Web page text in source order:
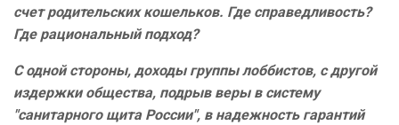
счет родительских кошельков. Где справедливость?
Где рациональный подход?
С одной стороны, доходы группы лоббистов, с другой
издержки общества, подрыв веры в систему
"санитарного щита России", в надежность гарантий